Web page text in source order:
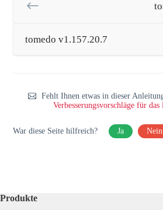
tomedo v1.157.20.7
Fehlt Ihnen etwas in dieser
Verbesserungsvorschläge für
War diese Seite hilfreich? Ja Nein
Produkte